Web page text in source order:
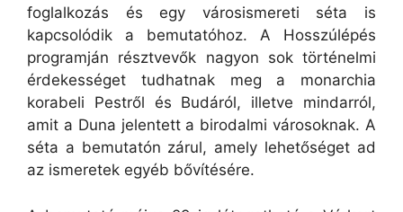
foglalkozás és egy városismereti séta is
kapcsolódik a bemutatóhoz. A Hosszúlépés
programján résztvevők nagyon sok történelmi
érdekességet tudhatnak meg a monarchia
korabeli Pestről és Budáról, illetve mindarról,
amit a Duna jelentett a birodalmi városoknak. A
séta a bemutatón zárul, amely lehetőséget ad
az ismeretek egyéb bővítésére.